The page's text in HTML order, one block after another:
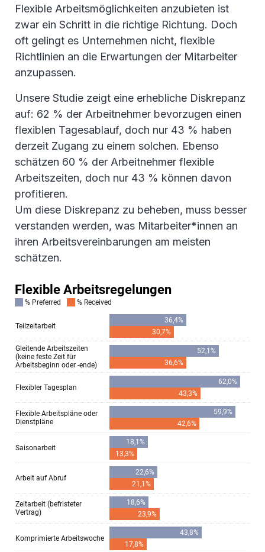
Flexible Arbeitsmöglichkeiten anzubieten ist
zwar ein Schritt in die richtige Richtung. Doch
oft gelingt es Unternehmen nicht, flexible
Richtlinien an die Erwartungen der Mitarbeiter
anzupassen.
Unsere Studie zeigt eine erhebliche Diskrepanz
auf: 62 % der Arbeitnehmer bevorzugen einen
flexiblen Tagesablauf, doch nur 43 % haben
derzeit Zugang zu einem solchen. Ebenso
schätzen 60 % der Arbeitnehmer flexible
Arbeitszeiten, doch nur 43 % können davon
profitieren.
Um diese Diskrepanz zu beheben, muss besser
verstanden werden, was Mitarbeiter*innen an
ihren Arbeitsvereinbarungen am meisten
schätzen.